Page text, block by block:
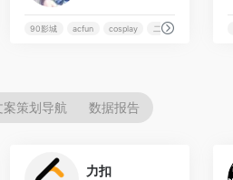
线状态90影城 acfun cosplay 二次元
案策划导航 数据报告
力扣